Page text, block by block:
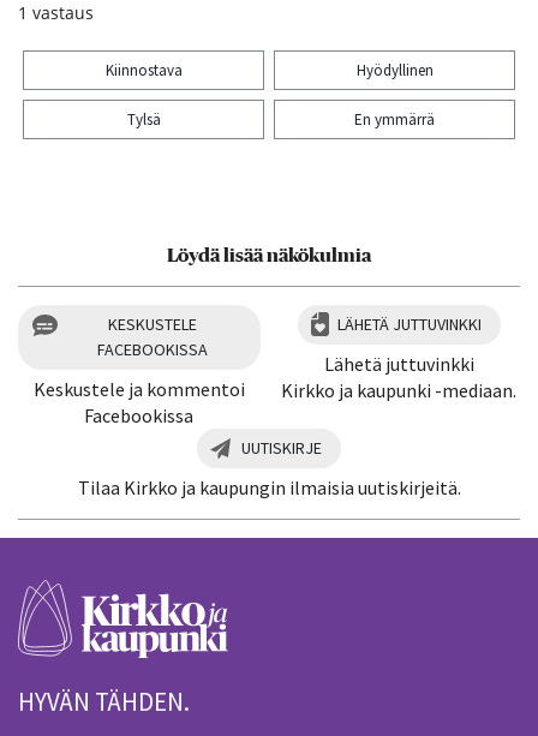
1 vastaus
Kiinnostava Hyödyllinen
Tylsä En ymmärrä
Löydä lisää näkökulmia
KESKUSTELE
FACEBOOKISSA
Keskustele ja kommentoi
Facebookissa
LÄHETÄ JUTTUVINKKI
Lähetä juttuvinkki
Kirkko ja kaupunki -mediaan.
UUTISKIRJE
Tilaa Kirkko ja kaupungin ilmaisia uutiskirjeitä.
HYVÄN TÄHDEN.